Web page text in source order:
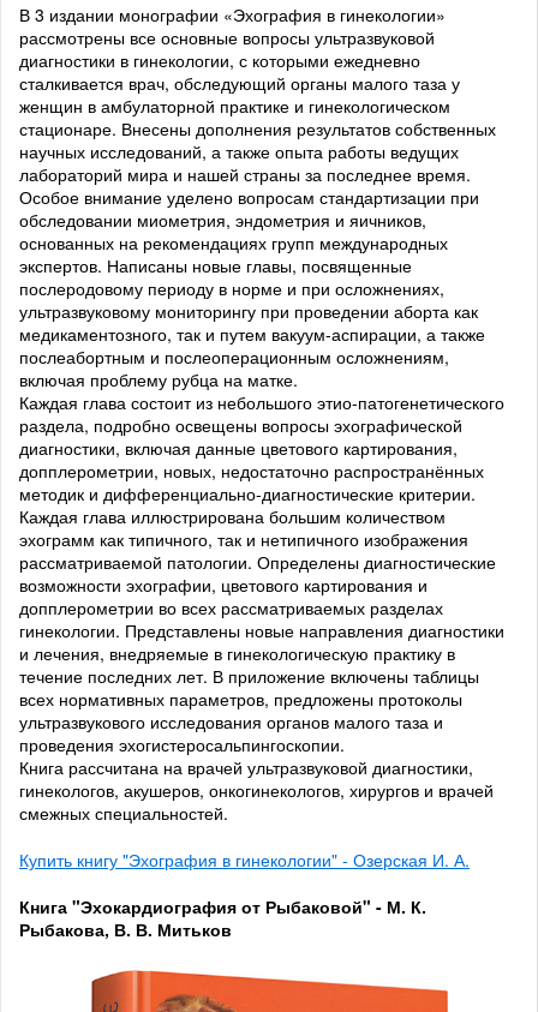
В 3 издании монографии «Эхография в гинекологии»
рассмотрены все основные вопросы ультразвуковой
диагностики в гинекологии, с которыми ежедневно
сталкивается врач, обследующий органы малого таза у
женщин в амбулаторной практике и гинекологическом
стационаре. Внесены дополнения результатов собственных
научных исследований, а также опыта работы ведущих
лабораторий мира и нашей страны за последнее время.
Особое внимание уделено вопросам стандартизации при
обследовании миометрия, эндометрия и яичников,
основанных на рекомендациях групп международных
экспертов. Написаны новые главы, посвященные
послеродовому периоду в норме и при осложнениях,
ультразвуковому мониторингу при проведении аборта как
медикаментозного, так и путем вакуум-аспирации, а также
послеабортным и послеоперационным осложнениям,
включая проблему рубца на матке.
Каждая глава состоит из небольшого этио-патогенетического
раздела, подробно освещены вопросы эхографической
диагностики, включая данные цветового картирования,
допплерометрии, новых, недостаточно распространённых
методик и дифференциально-диагностические критерии.
Каждая глава иллюстрирована большим количеством
эхограмм как типичного, так и нетипичного изображения
рассматриваемой патологии. Определены диагностические
возможности эхографии, цветового картирования и
допплерометрии во всех рассматриваемых разделах
гинекологии. Представлены новые направления диагностики
и лечения, внедряемые в гинекологическую практику в
течение последних лет. В приложение включены таблицы
всех нормативных параметров, предложены протоколы
ультразвукового исследования органов малого таза и
проведения эхогистеросальпингоскопии.
Книга рассчитана на врачей ультразвуковой диагностики,
гинекологов, акушеров, онкогинекологов, хирургов и врачей
смежных специальностей.
Купить книгу "Эхография в гинекологии" - Озерская И. А.
Книга "Эхокардиография от Рыбаковой" - М. К.
Рыбакова, В. В. Митьков